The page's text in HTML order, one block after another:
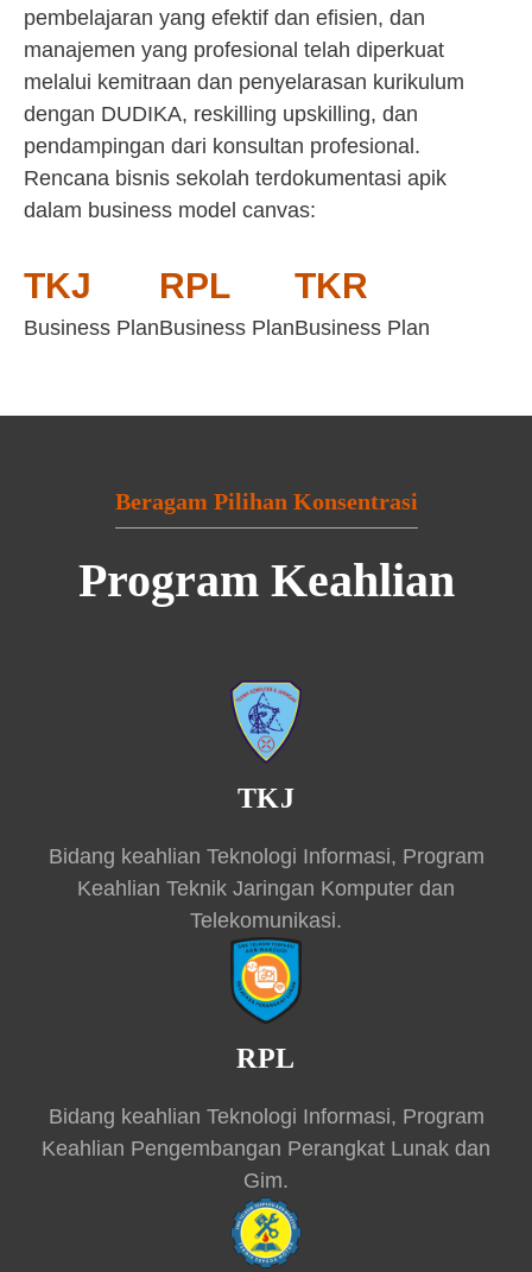
pembelajaran yang efektif dan efisien, dan
manajemen yang profesional telah diperkuat
melalui kemitraan dan penyelarasan kurikulum
dengan DUDIKA, reskilling upskilling, dan
pendampingan dari konsultan profesional.
Rencana bisnis sekolah terdokumentasi apik
dalam business model canvas:
TKJ
Business Plan
RPL
Business Plan
TKR
Business Plan
Beragam Pilihan Konsentrasi
Program Keahlian
TKJ
Bidang keahlian Teknologi Informasi, Program
Keahlian Teknik Jaringan Komputer dan
Telekomunikasi.
RPL
Bidang keahlian Teknologi Informasi, Program
Keahlian Pengembangan Perangkat Lunak dan
Gim.